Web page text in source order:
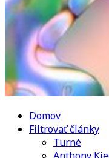
Domov
Filtrovať články
Turné